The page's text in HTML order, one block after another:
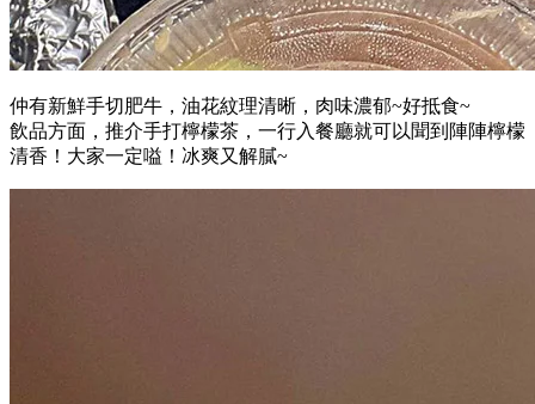
仲有新鮮手切肥牛，油花紋理清晰，肉味濃郁~好抵食~
飲品方面，推介手打檸檬茶，一行入餐廳就可以聞到陣陣檸檬
清香！大家一定嗌！冰爽又解膩~